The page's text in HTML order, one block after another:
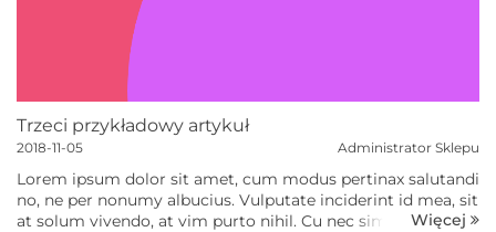
Trzeci przykładowy artykuł
2018-11-05 Administrator Sklepu
Lorem ipsum dolor sit amet, cum modus pertinax salutandi
no, ne per nonumy albucius. Vulputate inciderint id mea, sit
at solum vivendo, at vim purto nihil. Cu nec similiqueWięcej